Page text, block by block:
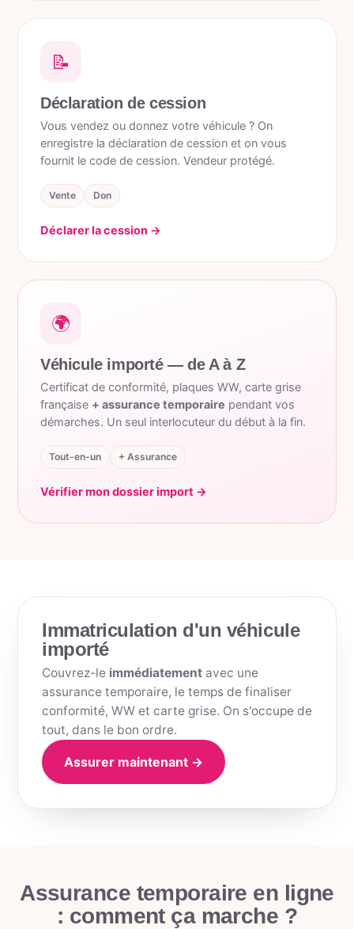
📝
Déclaration de cession
Vous vendez ou donnez votre véhicule ? On
enregistre la déclaration de cession et on vous
fournit le code de cession. Vendeur protégé.
Vente Don
Déclarer la cession →
🌍
Véhicule importé — de A à Z
Certificat de conformité, plaques WW, carte grise
française + assurance temporaire pendant vos
démarches. Un seul interlocuteur du début à la fin.
Tout-en-un + Assurance
Vérifier mon dossier import →
Immatriculation d'un véhicule
importé
Couvrez-le immédiatement avec une
assurance temporaire, le temps de finaliser
conformité, WW et carte grise. On s'occupe de
tout, dans le bon ordre.
Assurer maintenant →
Assurance temporaire en ligne
: comment ça marche ?